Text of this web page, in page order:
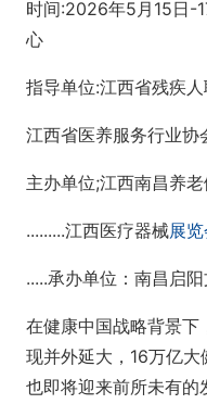
时间:2026年5月15日-
心
指导单位:江西省残疾
江西省医养服务行业协
主办单位;江西南昌养
.........江西医疗器械展
.....承办单位：南昌启
在健康中国战略背景下
现并外延大，16万亿大
也即将迎来前所未有的